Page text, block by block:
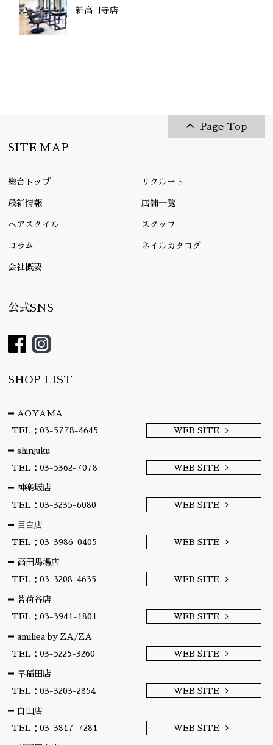
新高円寺店
Page Top
SITE MAP
総合トップ リクルート
最新情報 店舗一覧
ヘアスタイル スタッフ
コラム ネイルカタログ
会社概要
公式SNS
SHOP LIST
AOYAMA
TEL：03-5778-4645
WEB SITE
shinjuku
TEL：03-5362-7078
WEB SITE
神楽坂店
TEL：03-3235-6080
WEB SITE
目白店
TEL：03-3986-0405
WEB SITE
高田馬場店
TEL：03-3208-4635
WEB SITE
茗荷谷店
TEL：03-3941-1801
WEB SITE
amiliea by ZA/ZA
TEL：03-5225-3260
WEB SITE
早稲田店
TEL：03-3203-2854
WEB SITE
白山店
TEL：03-3817-7281
WEB SITE